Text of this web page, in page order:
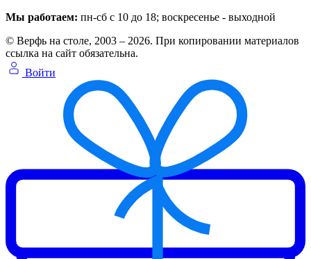
Мы работаем: пн-сб с 10 до 18; воскресенье - выходной
© Верфь на столе, 2003 – 2026. При копировании материалов
ссылка на сайт обязательна.
Войти